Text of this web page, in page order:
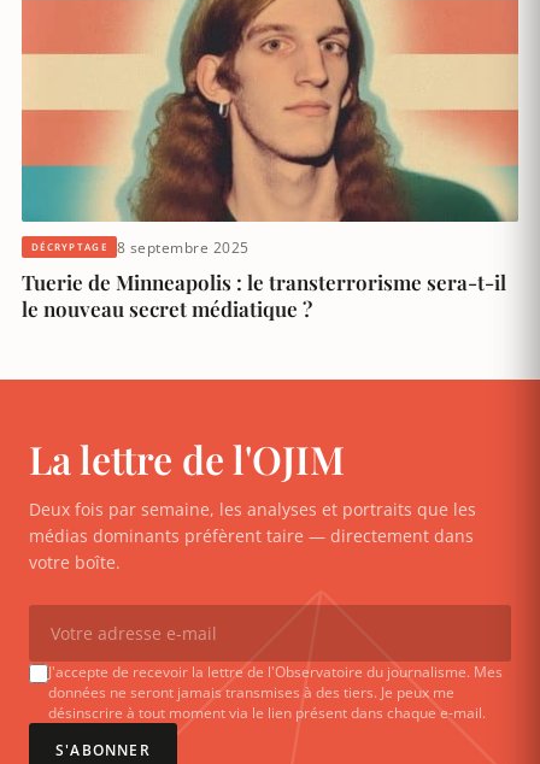
DÉCRYPTAGE 8 septembre 2025
Tuerie de Minneapolis : le transterrorisme sera-t-il
le nouveau secret médiatique ?
La lettre de l'OJIM
Deux fois par semaine, les analyses et portraits que les
médias dominants préfèrent taire — directement dans
votre boîte.
J'accepte de recevoir la lettre de l'Observatoire du journalisme. Mes
données ne seront jamais transmises à des tiers. Je peux me
désinscrire à tout moment via le lien présent dans chaque e-mail.
S'ABONNER